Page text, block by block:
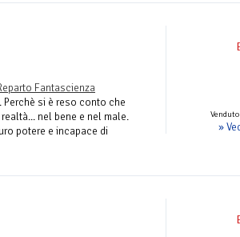
»
Fantascienza
Perchè si è reso conto che
nel bene e nel male.
potere e incapace di